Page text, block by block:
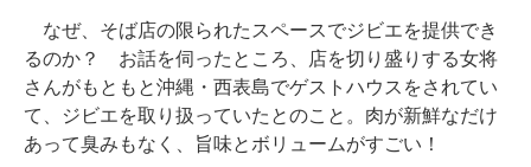
なぜ、そば店の限られたスペースでジビエを提供でき
るのか？ お話を伺ったところ、店を切り盛りする女将
さんがもともと沖縄・西表島でゲストハウスをされてい
て、ジビエを取り扱っていたとのこと。肉が新鮮なだけ
あって臭みもなく、旨味とボリュームがすごい！